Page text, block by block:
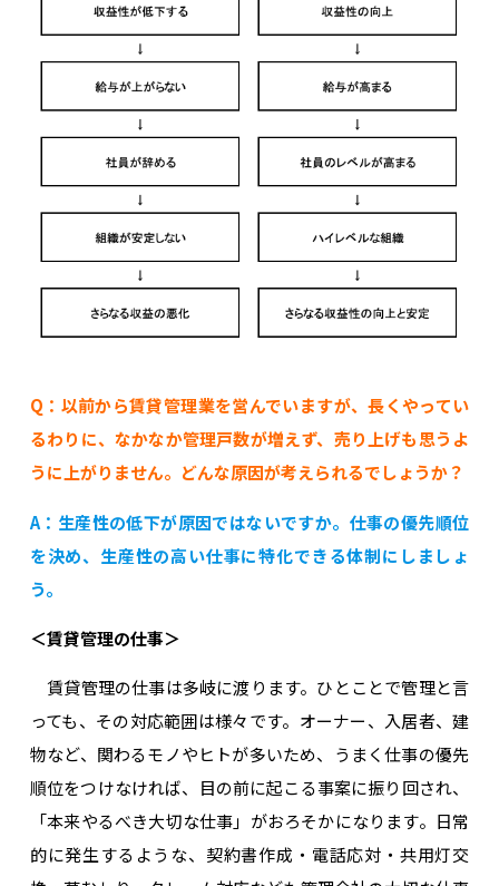
Q：以前から賃貸管理業を営んでいますが、長くやってい
るわりに、なかなか管理戸数が増えず、売り上げも思うよ
うに上がりません。どんな原因が考えられるでしょうか？
A：生産性の低下が原因ではないですか。仕事の優先順位
を決め、生産性の高い仕事に特化できる体制にしましょ
う。
＜賃貸管理の仕事＞
賃貸管理の仕事は多岐に渡ります。ひとことで管理と言
っても、その対応範囲は様々です。オーナー、入居者、建
物など、関わるモノやヒトが多いため、うまく仕事の優先
順位をつけなければ、目の前に起こる事案に振り回され、
「本来やるべき大切な仕事」がおろそかになります。日常
的に発生するような、契約書作成・電話応対・共用灯交